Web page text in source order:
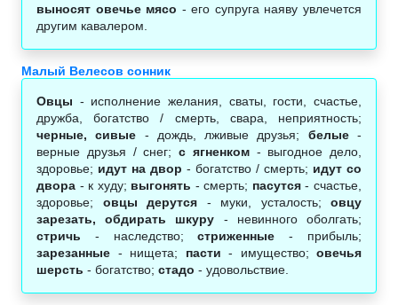
выносят овечье мясо - его супруга наяву увлечется
другим кавалером.
Малый Велесов сонник
Овцы - исполнение желания, сваты, гости, счастье,
дружба, богатство / смерть, свара, неприятность;
черные, сивые - дождь, лживые друзья; белые-
верные друзья / снег; с ягненком- выгодное дело,
здоровье; идут на двор - богатство / смерть; идут со
двора - к худу; выгонять - смерть; пасутся- счастье,
здоровье; овцы дерутся - муки, усталость; овцу
зарезать, обдирать шкуру - невинного оболгать;
стричь - наследство;стриженные - прибыль;
зарезанные - нищета; пасти - имущество; овечья
шерсть - богатство; стадо - удовольствие.